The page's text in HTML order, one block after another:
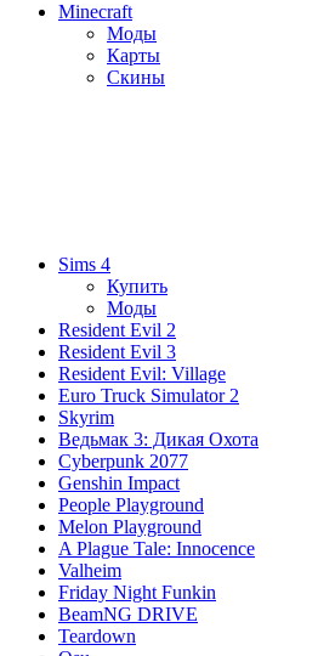
Minecraft
Моды
Карты
Скины
Sims 4
Купить
Моды
Resident Evil 2
Resident Evil 3
Resident Evil: Village
Euro Truck Simulator 2
Skyrim
Ведьмак 3: Дикая Охота
Cyberpunk 2077
Genshin Impact
People Playground
Melon Playground
A Plague Tale: Innocence
Valheim
Friday Night Funkin
BeamNG DRIVE
Teardown